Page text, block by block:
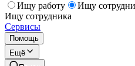
Ищу работу
Ищу
Ищу сотрудника
Сервисы
Помощь
Ещё